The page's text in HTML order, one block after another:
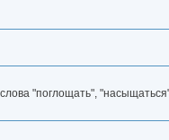
"поглощать",